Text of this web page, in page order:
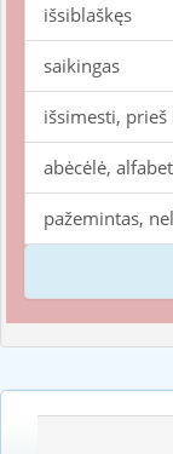
išsiblaškęs
saikingas
išsimesti,
abėcėlė,
pažemintas,